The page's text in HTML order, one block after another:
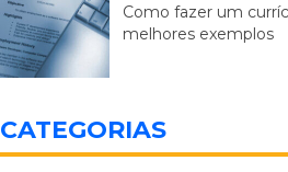
Como fazer um
melhores exemplos
CATEGORIAS